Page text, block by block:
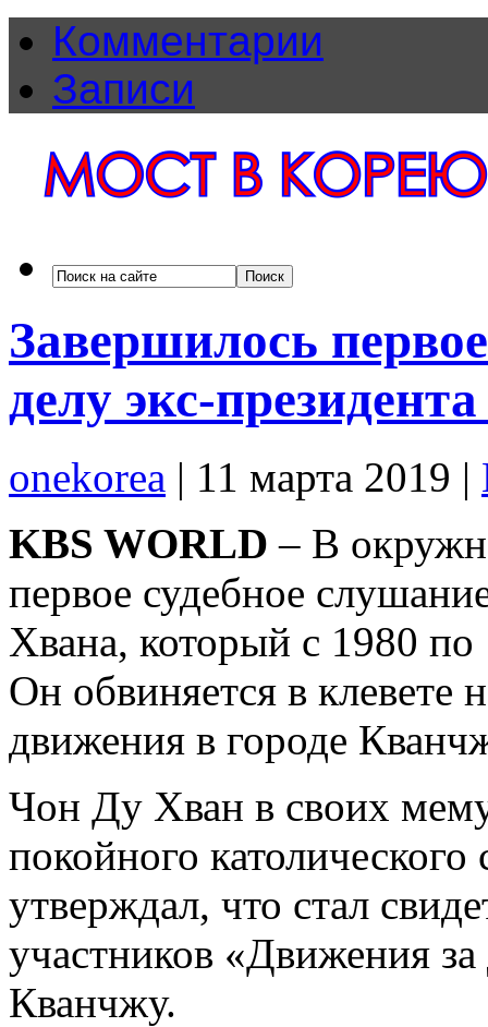
Комментарии
Записи
Завершилось
делу экс-
onekorea | 11 марта 2019 |
KBS WORLD – В
первое судебное
Хвана, который с 1980
Он обвиняется в клевете
движения в городе
Чон Ду Хван в своих
покойного
утверждал, что стал
участников «Движения
Кванчжу.